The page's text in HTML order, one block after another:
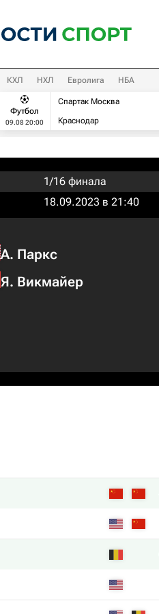
КХЛ НХЛ Евролига НБА
Футбол
09.08 20:00
Спартак Москва
Краснодар
1/16 финала
18.09.2023 в 21:40
А. Паркс
Я. Викмайер